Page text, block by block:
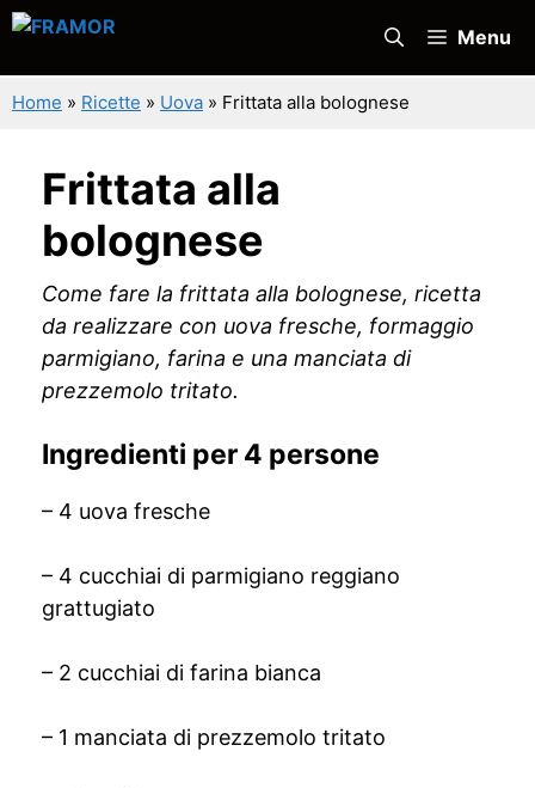
Vai
contenuto
Menu
Home » Ricette » Uova » Frittata alla bolognese
Frittata alla
bolognese
Come fare la frittata alla bolognese, ricetta
da realizzare con uova fresche, formaggio
parmigiano, farina e una manciata di
prezzemolo tritato.
Ingredienti per 4 persone
– 4 uova fresche
– 4 cucchiai di parmigiano reggiano
grattugiato
– 2 cucchiai di farina bianca
– 1 manciata di prezzemolo tritato